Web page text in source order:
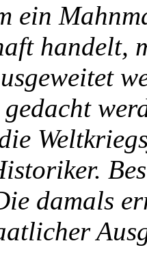
ein
handelt,
damals